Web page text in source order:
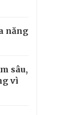
năng
sâu,
vì